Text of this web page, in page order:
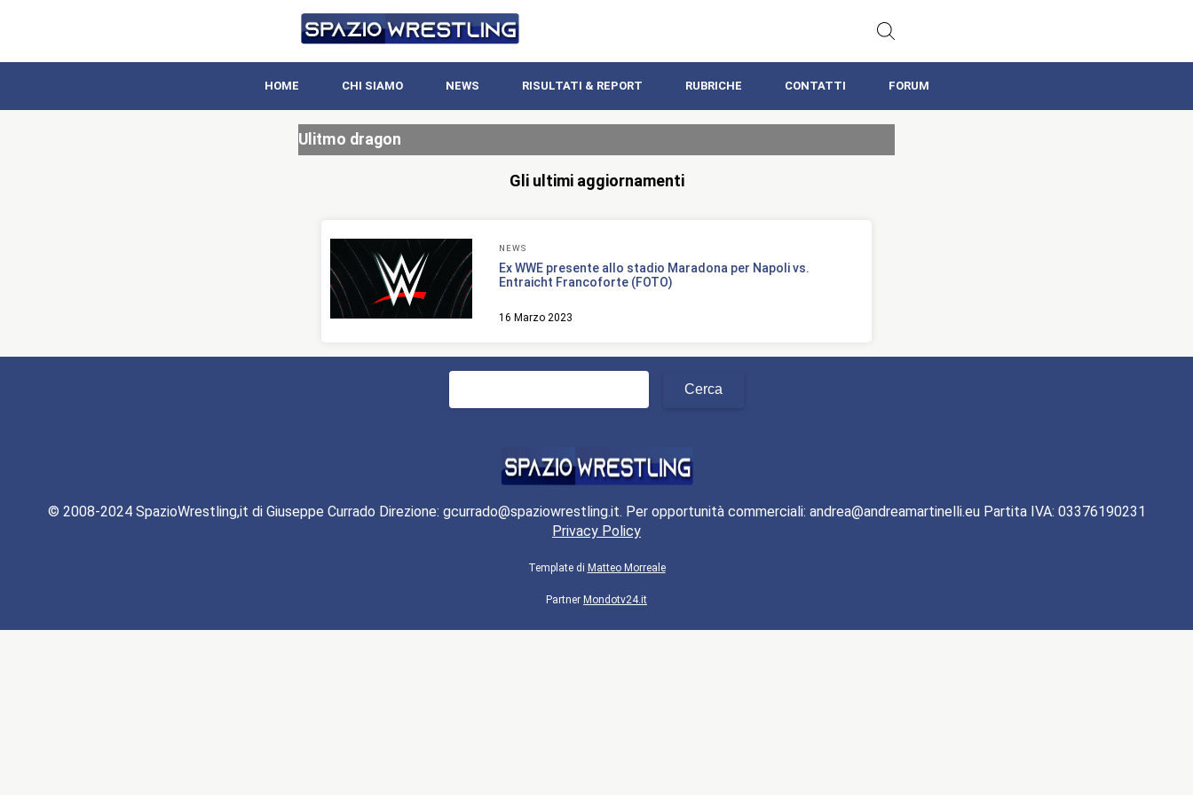
HOME CHI SIAMO NEWS RISULTATI & REPORT RUBRICHE CONTATTI FORUM
Ulitmo dragon
Gli ultimi aggiornamenti
NEWS
Ex WWE presente allo stadio Maradona per Napoli vs.
Entraicht Francoforte (FOTO)
16 Marzo 2023
© 2008-2024 SpazioWrestling,it di Giuseppe Currado Direzione: gcurrado@spaziowrestling.it. Per opportunità commerciali: andrea@andreamartinelli.eu Partita IVA: 03376190231
Privacy Policy
Template di Matteo Morreale
Partner Mondotv24.it